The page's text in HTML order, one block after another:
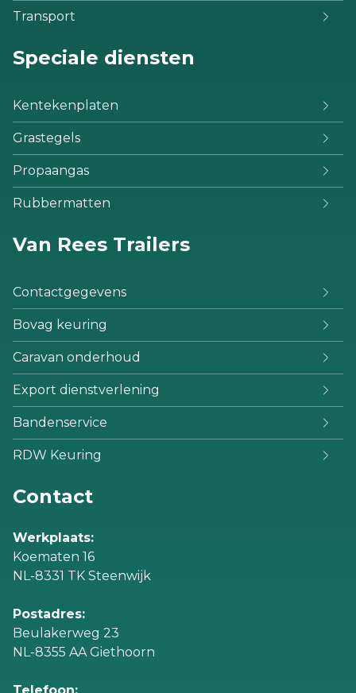
Transport
Speciale diensten
Kentekenplaten
Grastegels
Propaangas
Rubbermatten
Van Rees Trailers
Contactgegevens
Bovag keuring
Caravan onderhoud
Export dienstverlening
Bandenservice
RDW Keuring
Contact
Werkplaats:
Koematen 16
NL-8331 TK Steenwijk
Postadres:
Beulakerweg 23
NL-8355 AA Giethoorn